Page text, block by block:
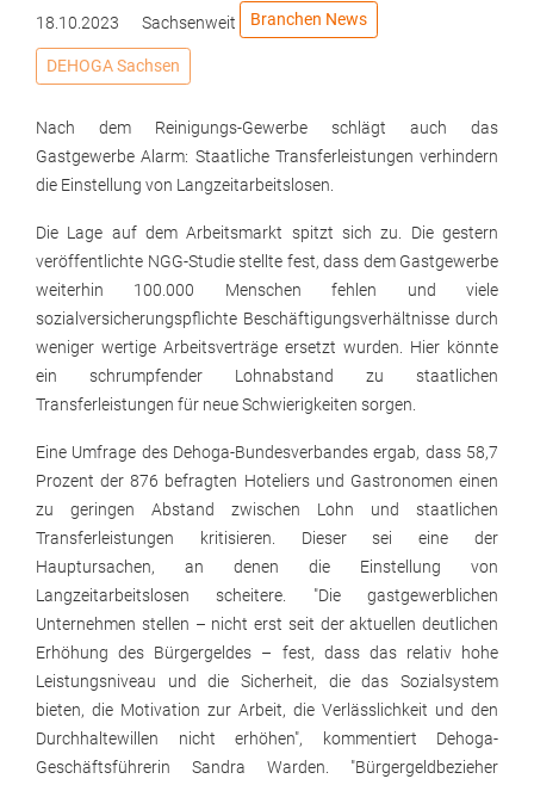
18.10.2023 Sachsenweit Branchen News
DEHOGA Sachsen
Nach dem Reinigungs-Gewerbe schlägt auch das
Gastgewerbe Alarm: Staatliche Transferleistungen verhindern
die Einstellung von Langzeitarbeitslosen.
Die Lage auf dem Arbeitsmarkt spitzt sich zu. Die gestern
veröffentlichte NGG-Studie stellte fest, dass dem Gastgewerbe
weiterhin 100.000 Menschen fehlen und viele
sozialversicherungspflichte Beschäftigungsverhältnisse durch
weniger wertige Arbeitsverträge ersetzt wurden. Hier könnte
ein schrumpfender Lohnabstand zu staatlichen
Transferleistungen für neue Schwierigkeiten sorgen.
Eine Umfrage des Dehoga-Bundesverbandes ergab, dass 58,7
Prozent der 876 befragten Hoteliers und Gastronomen einen
zu geringen Abstand zwischen Lohn und staatlichen
Transferleistungen kritisieren. Dieser sei eine der
Hauptursachen, an denen die Einstellung von
Langzeitarbeitslosen scheitere. "Die gastgewerblichen
Unternehmen stellen – nicht erst seit der aktuellen deutlichen
Erhöhung des Bürgergeldes – fest, dass das relativ hohe
Leistungsniveau und die Sicherheit, die das Sozialsystem
bieten, die Motivation zur Arbeit, die Verlässlichkeit und den
Durchhaltewillen nicht erhöhen", kommentiert Dehoga-
Geschäftsführerin Sandra Warden. "Bürgergeldbezieher